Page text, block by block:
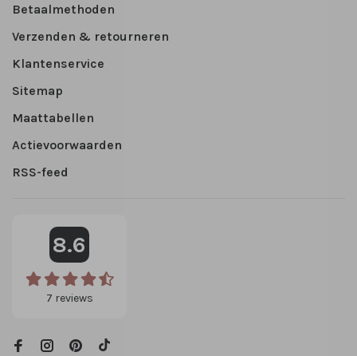
Betaalmethoden
Verzenden & retourneren
Klantenservice
Sitemap
Maattabellen
Actievoorwaarden
RSS-feed
8.6
7 reviews